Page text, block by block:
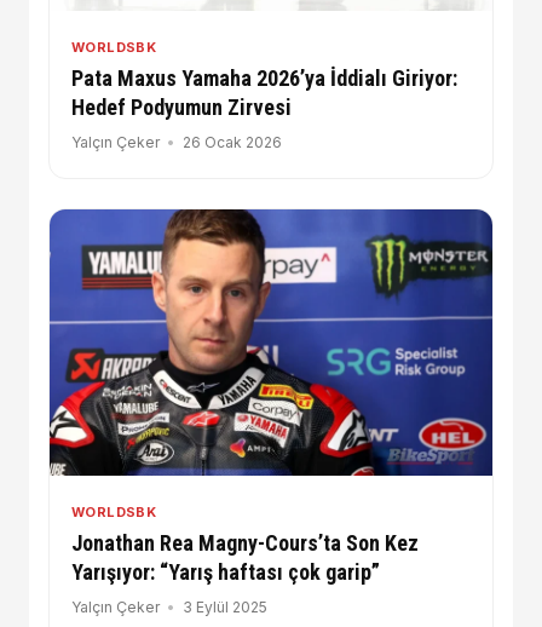
WORLDSBK
Pata Maxus Yamaha 2026’ya İddialı Giriyor:
Hedef Podyumun Zirvesi
Yalçın Çeker 26 Ocak 2026
WORLDSBK
Jonathan Rea Magny-Cours’ta Son Kez
Yarışıyor: “Yarış haftası çok garip”
Yalçın Çeker 3 Eylül 2025